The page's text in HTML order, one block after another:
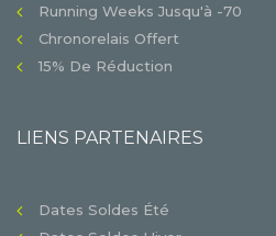
Running Weeks Jusqu'à -70
Chronorelais Offert
15% De Réduction
LIENS PARTENAIRES
Dates Soldes Été